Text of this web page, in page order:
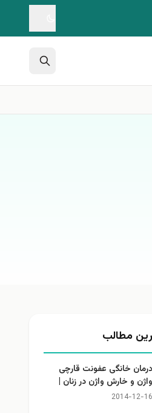
مطالب
درمان خانگی عفونت قارچی
واژن و خارش واژن در زنان |
راهنمای کامل، ایمن و کاربردی
2014-12-16